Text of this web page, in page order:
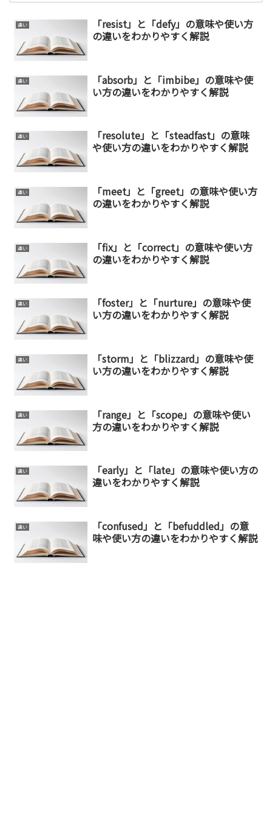
違い
「resist」と「defy」の意味や使い方
の違いをわかりやすく解説
違い
「absorb」と「imbibe」の意味や使
い方の違いをわかりやすく解説
違い
「resolute」と「steadfast」の意味
や使い方の違いをわかりやすく解説
違い
「meet」と「greet」の意味や使い方
の違いをわかりやすく解説
違い
「fix」と「correct」の意味や使い方
の違いをわかりやすく解説
違い
「foster」と「nurture」の意味や使
い方の違いをわかりやすく解説
違い
「storm」と「blizzard」の意味や使
い方の違いをわかりやすく解説
違い
「range」と「scope」の意味や使い
方の違いをわかりやすく解説
違い
「early」と「late」の意味や使い方の
違いをわかりやすく解説
違い
「confused」と「befuddled」の意
味や使い方の違いをわかりやすく解説